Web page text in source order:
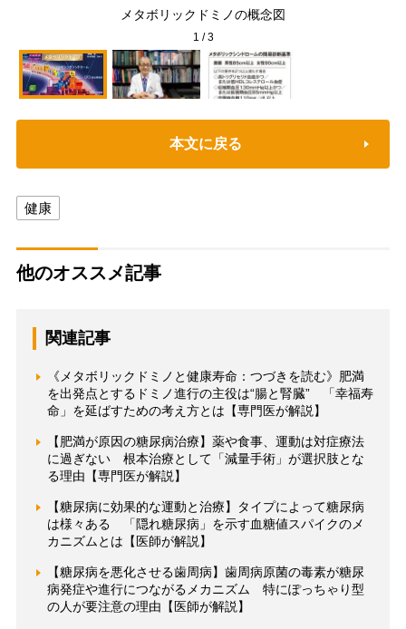
メタボリックドミノの概念図
1 /3
本文に戻る
健康
他のオススメ記事
関連記事
《メタボリックドミノと健康寿命：つづきを読む》肥満
を出発点とするドミノ進行の主役は“腸と腎臓” 「幸福寿
命」を延ばすための考え方とは【専門医が解説】
【肥満が原因の糖尿病治療】薬や食事、運動は対症療法
に過ぎない 根本治療として「減量手術」が選択肢とな
る理由【専門医が解説】
【糖尿病に効果的な運動と治療】タイプによって糖尿病
は様々ある 「隠れ糖尿病」を示す血糖値スパイクのメ
カニズムとは【医師が解説】
【糖尿病を悪化させる歯周病】歯周病原菌の毒素が糖尿
病発症や進行につながるメカニズム 特にぽっちゃり型
の人が要注意の理由【医師が解説】